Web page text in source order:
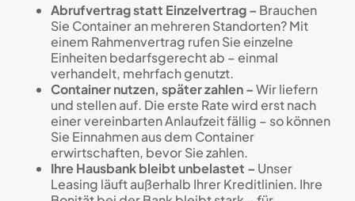
Abrufvertrag statt Einzelvertrag – Brauchen
Sie Container an mehreren Standorten? Mit
einem Rahmenvertrag rufen Sie einzelne
Einheiten bedarfsgerecht ab – einmal
verhandelt, mehrfach genutzt.
Container nutzen, später zahlen –Wir liefern
und stellen auf. Die erste Rate wird erst nach
einer vereinbarten Anlaufzeit fällig – so können
Sie Einnahmen aus dem Container
erwirtschaften, bevor Sie zahlen.
Ihre Hausbank bleibt unbelastet – Unser
Leasing läuft außerhalb Ihrer Kreditlinien. Ihre